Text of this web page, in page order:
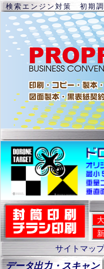
検索エンジン対策 初期調
サイトマップ
データ出力・スキャン